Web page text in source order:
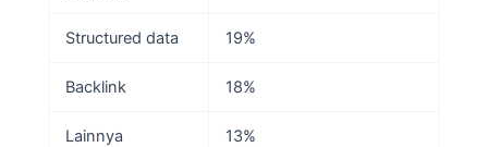
Structured data 19%
Backlink 18%
Lainnya 13%